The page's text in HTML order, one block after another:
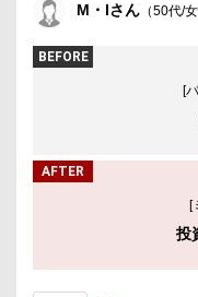
M・Iさん （50代/女
BEFORE
[
AFTER
[
投